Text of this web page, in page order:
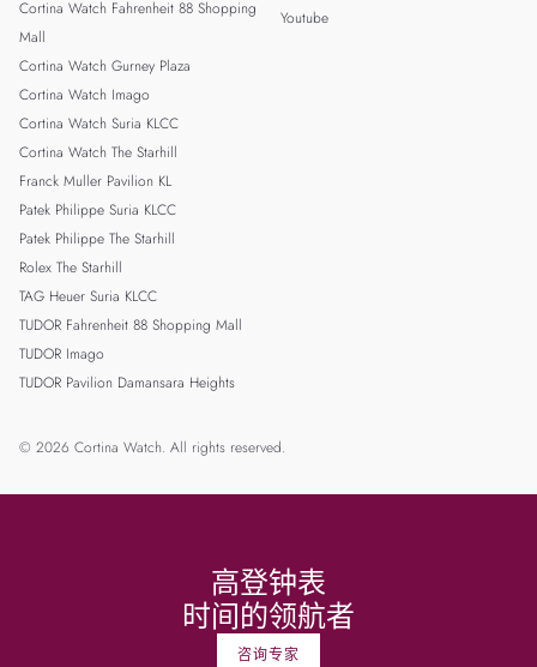
Cortina Watch Fahrenheit 88 Shopping
Mall
Cortina Watch Gurney Plaza
Cortina Watch Imago
Cortina Watch Suria KLCC
Cortina Watch The Starhill
Franck Muller Pavilion KL
Patek Philippe Suria KLCC
Patek Philippe The Starhill
Rolex The Starhill
TAG Heuer Suria KLCC
TUDOR Fahrenheit 88 Shopping Mall
TUDOR Imago
TUDOR Pavilion Damansara Heights
Youtube
© 2026 Cortina Watch. All rights reserved.
高登钟表
时间的领航者
咨询专家